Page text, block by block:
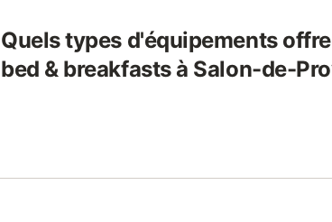
Quels types d'équipements
bed & breakfasts à Salon-de-